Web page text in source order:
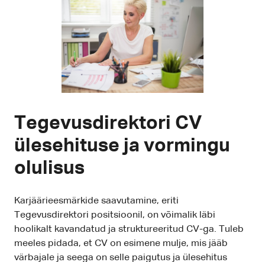
Tegevusdirektori CV
ülesehituse ja vormingu
olulisus
Karjäärieesmärkide saavutamine, eriti
Tegevusdirektori positsioonil, on võimalik läbi
hoolikalt kavandatud ja struktureeritud CV-ga. Tuleb
meeles pidada, et CV on esimene mulje, mis jääb
värbajale ja seega on selle paigutus ja ülesehitus